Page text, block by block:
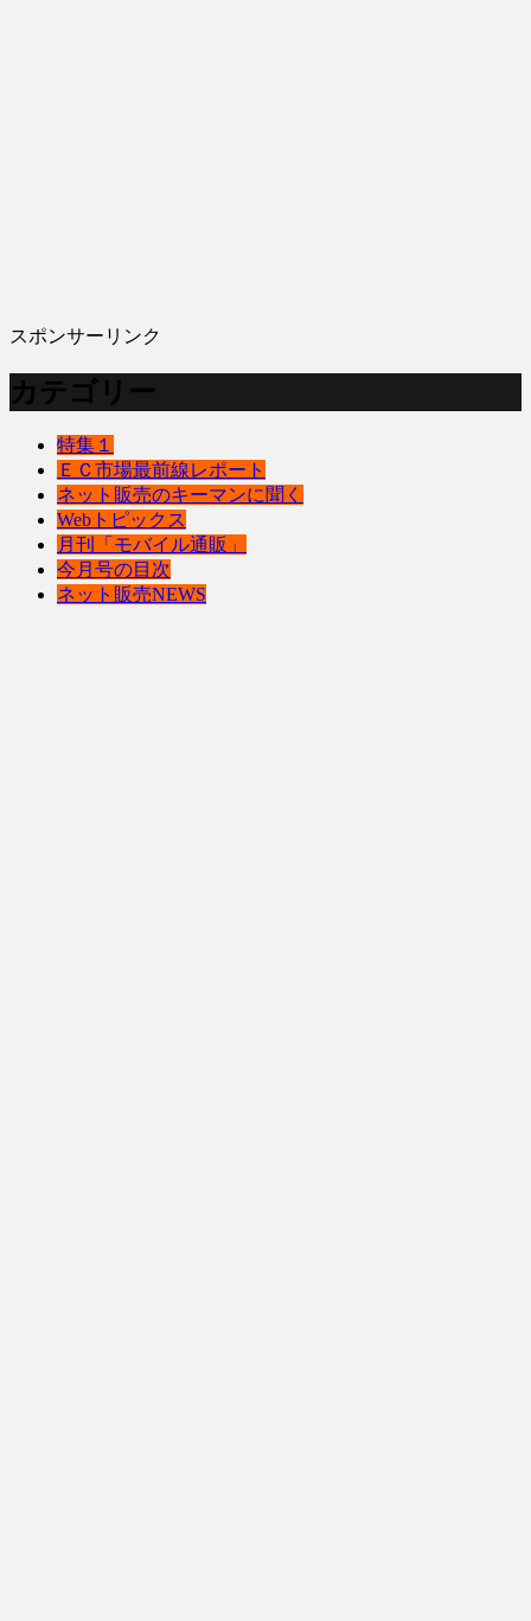
スポンサーリンク
カテゴリー
特集１
ＥＣ市場最前線レポート
ネット販売のキーマンに聞く
Webトピックス
月刊「モバイル通販」
今月号の目次
ネット販売NEWS